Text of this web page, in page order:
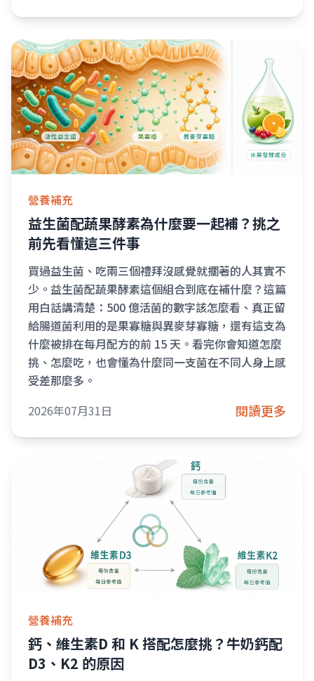
營養補充
益生菌配蔬果酵素為什麼要一起補？挑之
前先看懂這三件事
買過益生菌、吃兩三個禮拜沒感覺就擱著的人其實不
少。益生菌配蔬果酵素這個組合到底在補什麼？這篇
用白話講清楚：500 億活菌的數字該怎麼看、真正留
給腸道菌利用的是果寡糖與異麥芽寡糖，還有這支為
什麼被排在每月配方的前 15 天。看完你會知道怎麼
挑、怎麼吃，也會懂為什麼同一支菌在不同人身上感
受差那麼多。
2026年07月31日
閱讀更多
營養補充
鈣、維生素D 和 K 搭配怎麼挑？牛奶鈣配
D3、K2 的原因